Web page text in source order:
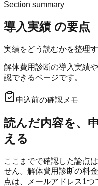
Section summary
導入実績の要点
実績をどう読むかを整理す
解体費用診断の導入実績
認できるページです。
申込前の確認メモ
読んだ内容を、
える
ここまでで確認した論点
せん。 解体費用診断の料
点は、メールアドレス1つ